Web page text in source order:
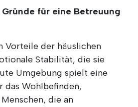
für eine Betreuung
Vorteile der häuslichen
Stabilität, die sie
Umgebung spielt eine
Wohlbefinden,
die an